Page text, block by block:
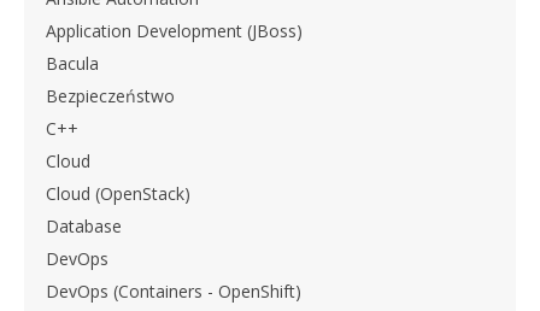
Application Development (JBoss)
Bacula
Bezpieczeństwo
C++
Cloud
Cloud (OpenStack)
Database
DevOps
DevOps (Containers - OpenShift)